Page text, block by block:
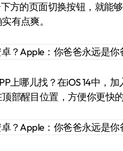
方的页面切换按钮，就能
有点爽。
上哪儿找？在iOS 14中，
部醒目位置，方便你更快